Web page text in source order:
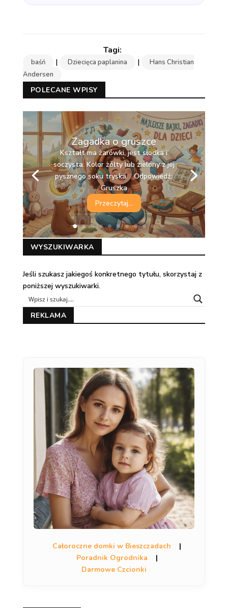
baśń | Dziecięca paplanina |
Hans Christian
Andersen
POLECANE WPISY
Zagadka o gruszce
Kształt ma żarówki, jest słodka i
soczysta. Kolor żółty lub zielony z jej
pysznego soku tryska. Odpowiedź:
Gruszka
Przeczytaj...
WYSZUKIWARKA
Jeśli szukasz jakiegoś konkretnego tytułu, skorzystaj z
poniższej wyszukiwarki.
REKLAMA
Całoroczne domki w Bieszczadach
|
Poradnik Ogrodnika
|
Darmowe Czcionki